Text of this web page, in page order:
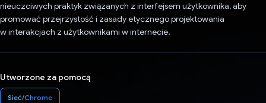
nieuczciwych praktyk związanych z interfejsem użytkownika, aby
promować przejrzystość i zasady etycznego projektowania
w interakcjach z użytkownikami w internecie.
Utworzone za pomocą
Sieć/Chrome